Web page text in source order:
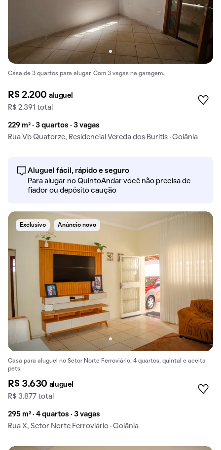
Casa de 3 quartos para alugar. Com 3 vagas na garagem.
R$ 2.200 aluguel
R$ 2.391 total
229 m² · 3 quartos · 3 vagas
Rua Vb Quatorze, Residencial Vereda dos Buritis · Goiânia
Aluguel fácil, rápido e seguro
Para alugar no QuintoAndar você não precisa de
fiador ou depósito caução
Exclusivo Anúncio novo
Casa para aluguel no Setor Norte Ferroviário, 4 quartos, quintal e aceita
pets.
R$ 3.630 aluguel
R$ 3.877 total
295 m² · 4 quartos · 3 vagas
Rua X, Setor Norte Ferroviário · Goiânia